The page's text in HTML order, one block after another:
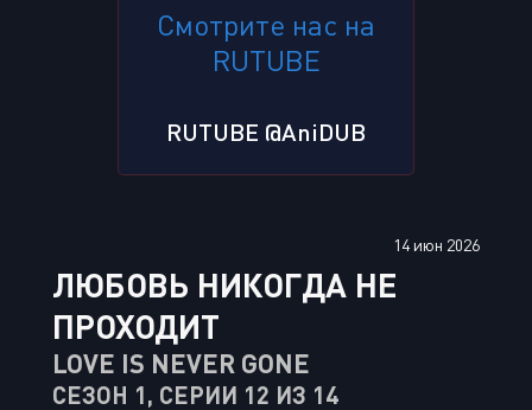
Смотрите нас на
RUTUBE
RUTUBE @AniDUB
14 июн 2026
ЛЮБОВЬ НИКОГДА НЕ
ПРОХОДИТ
LOVE IS NEVER GONE
СЕЗОН 1, СЕРИИ 12 ИЗ 14